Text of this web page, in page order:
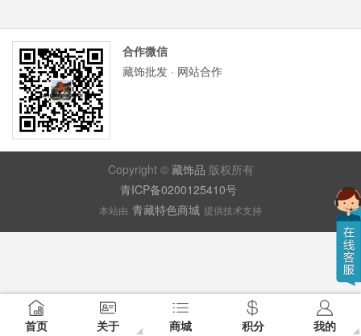
首页 关于 商城 积分 我的
合作微信
藏饰批发 · 网站合作
Copyright © 藏饰品 版权所有
青ICP备0200125410号
本站由 青藏特色商城 提供技术支持